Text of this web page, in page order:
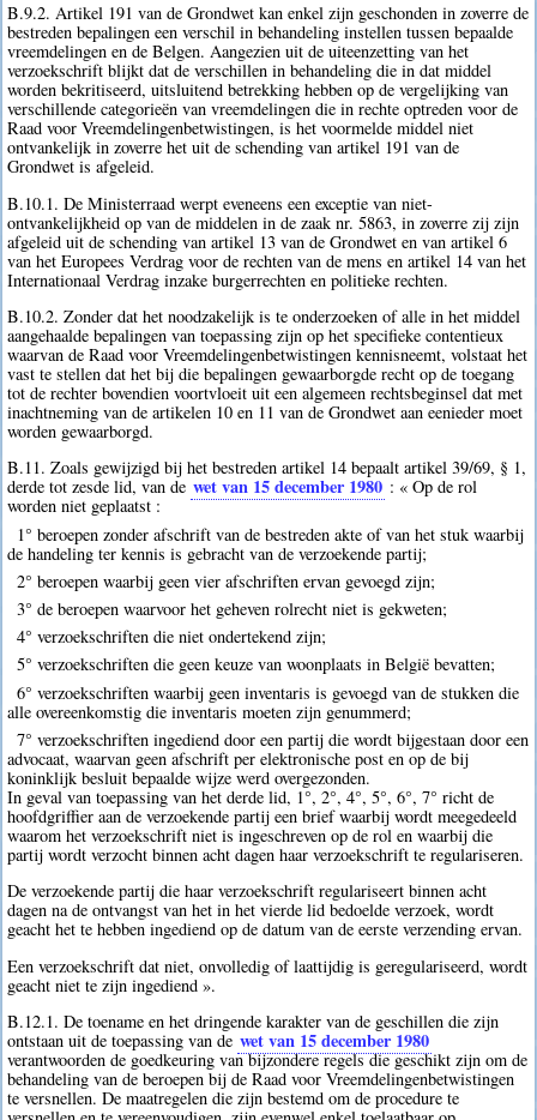
B.9.2. Artikel 191 van de Grondwet kan enkel zijn geschonden in zoverre de
bestreden bepalingen een verschil in behandeling instellen tussen bepaalde
vreemdelingen en de Belgen. Aangezien uit de uiteenzetting van het
verzoekschrift blijkt dat de verschillen in behandeling die in dat middel
worden bekritiseerd, uitsluitend betrekking hebben op de vergelijking van
verschillende categorieën van vreemdelingen die in rechte optreden voor de
Raad voor Vreemdelingenbetwistingen, is het voormelde middel niet
ontvankelijk in zoverre het uit de schending van artikel 191 van de
Grondwet is afgeleid.
B.10.1. De Ministerraad werpt eveneens een exceptie van niet-
ontvankelijkheid op van de middelen in de zaak nr. 5863, in zoverre zij zijn
afgeleid uit de schending van artikel 13 van de Grondwet en van artikel 6
van het Europees Verdrag voor de rechten van de mens en artikel 14 van het
Internationaal Verdrag inzake burgerrechten en politieke rechten.
B.10.2. Zonder dat het noodzakelijk is te onderzoeken of alle in het middel
aangehaalde bepalingen van toepassing zijn op het specifieke contentieux
waarvan de Raad voor Vreemdelingenbetwistingen kennisneemt, volstaat het
vast te stellen dat het bij die bepalingen gewaarborgde recht op de toegang
tot de rechter bovendien voortvloeit uit een algemeen rechtsbeginsel dat met
inachtneming van de artikelen 10 en 11 van de Grondwet aan eenieder moet
worden gewaarborgd.
B.11. Zoals gewijzigd bij het bestreden artikel 14 bepaalt artikel 39/69, § 1,
derde tot zesde lid, van de wet van 15 december 1980 : « Op de rol
worden niet geplaatst :
1° beroepen zonder afschrift van de bestreden akte of van het stuk waarbij
de handeling ter kennis is gebracht van de verzoekende partij;
2° beroepen waarbij geen vier afschriften ervan gevoegd zijn;
3° de beroepen waarvoor het geheven rolrecht niet is gekweten;
4° verzoekschriften die niet ondertekend zijn;
5° verzoekschriften die geen keuze van woonplaats in België bevatten;
6° verzoekschriften waarbij geen inventaris is gevoegd van de stukken die
alle overeenkomstig die inventaris moeten zijn genummerd;
7° verzoekschriften ingediend door een partij die wordt bijgestaan door een
advocaat, waarvan geen afschrift per elektronische post en op de bij
koninklijk besluit bepaalde wijze werd overgezonden.
In geval van toepassing van het derde lid, 1°, 2°, 4°, 5°, 6°, 7° richt de
hoofdgriffier aan de verzoekende partij een brief waarbij wordt meegedeeld
waarom het verzoekschrift niet is ingeschreven op de rol en waarbij die
partij wordt verzocht binnen acht dagen haar verzoekschrift te regulariseren.
De verzoekende partij die haar verzoekschrift regulariseert binnen acht
dagen na de ontvangst van het in het vierde lid bedoelde verzoek, wordt
geacht het te hebben ingediend op de datum van de eerste verzending ervan.
Een verzoekschrift dat niet, onvolledig of laattijdig is geregulariseerd, wordt
geacht niet te zijn ingediend ».
B.12.1. De toename en het dringende karakter van de geschillen die zijn
ontstaan uit de toepassing van de wet van 15 december 1980
verantwoorden de goedkeuring van bijzondere regels die geschikt zijn om de
behandeling van de beroepen bij de Raad voor Vreemdelingenbetwistingen
te versnellen. De maatregelen die zijn bestemd om de procedure te